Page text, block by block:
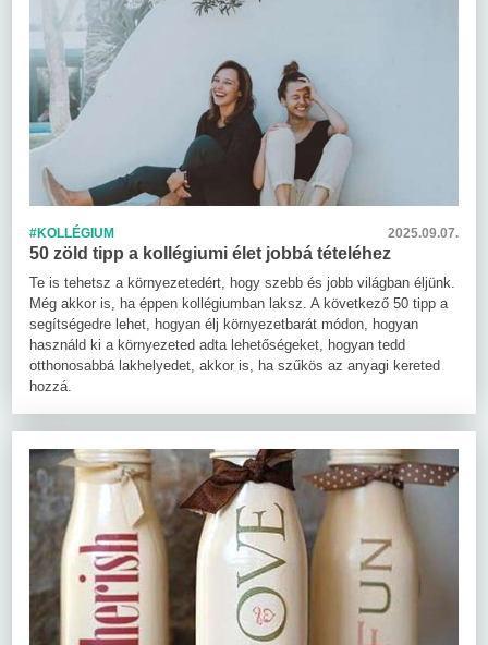
#KOLLÉGIUM 2025.09.07.
50 zöld tipp a kollégiumi élet jobbá tételéhez
Te is tehetsz a környezetedért, hogy szebb és jobb világban éljünk.
Még akkor is, ha éppen kollégiumban laksz. A következő 50 tipp a
segítségedre lehet, hogyan élj környezetbarát módon, hogyan
használd ki a környezeted adta lehetőségeket, hogyan tedd
otthonosabbá lakhelyedet, akkor is, ha szűkös az anyagi kereted
hozzá.